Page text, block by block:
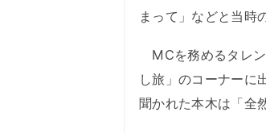
まって」などと当時
MCを務めるタレン
し旅」のコーナーに
聞かれた本木は「全